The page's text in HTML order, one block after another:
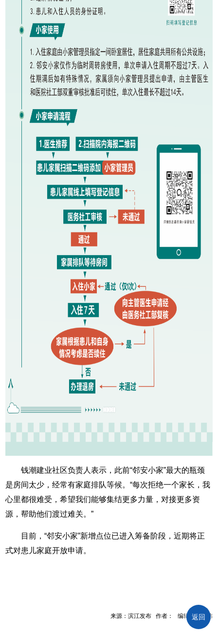
返回
钱潮建业社区负责人表示，此前“邻安小家”最大的瓶颈
是房间太少，经常有家庭排队等候。“每次拒绝一个家长，我
心里都很难受，希望我们能够集结更多力量，对接更多资
源，帮助他们渡过难关。”
目前，“邻安小家”新增点位已进入筹备阶段，近期将正
式对患儿家庭开放申请。
来源：滨江发布 作者： 编辑：韩学玮